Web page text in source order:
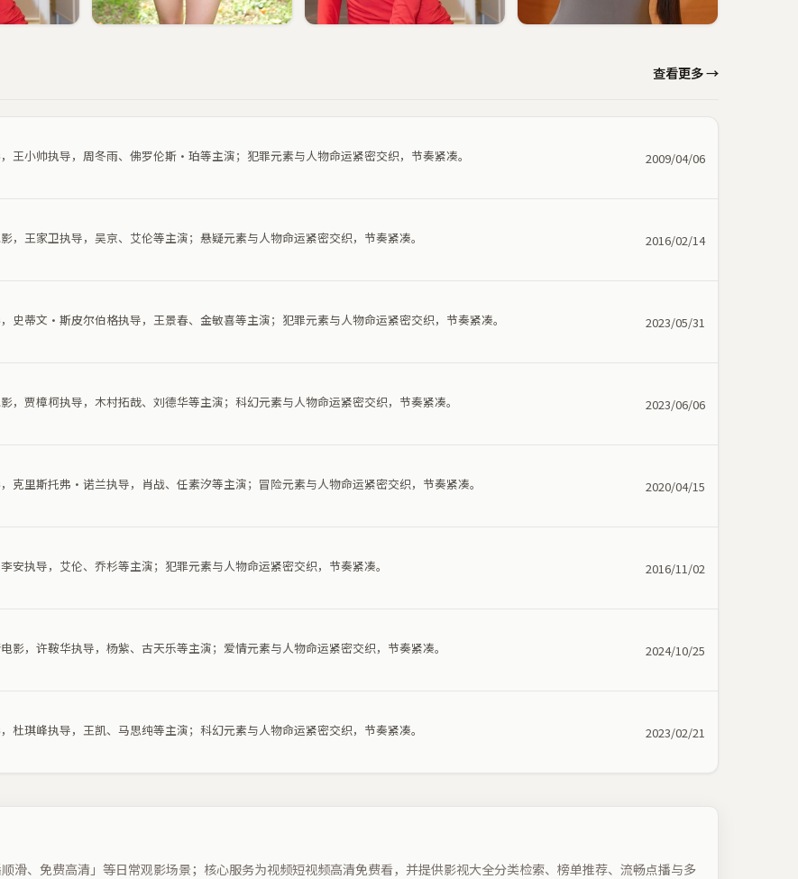
查看更多 →
王小帅执导，周冬雨、佛罗伦斯·珀等主演；犯罪元素与人物命运紧密交织，节奏紧凑。 2009/04/06
，王家卫执导，吴京、艾伦等主演；悬疑元素与人物命运紧密交织，节奏紧凑。 2016/02/14
史蒂文·斯皮尔伯格执导，王景春、金敏喜等主演；犯罪元素与人物命运紧密交织，节奏紧凑。 2023/05/31
，贾樟柯执导，木村拓哉、刘德华等主演；科幻元素与人物命运紧密交织，节奏紧凑。 2023/06/06
克里斯托弗·诺兰执导，肖战、任素汐等主演；冒险元素与人物命运紧密交织，节奏紧凑。 2020/04/15
安执导，艾伦、乔杉等主演；犯罪元素与人物命运紧密交织，节奏紧凑。 2016/11/02
影，许鞍华执导，杨紫、古天乐等主演；爱情元素与人物命运紧密交织，节奏紧凑。 2024/10/25
杜琪峰执导，王凯、马思纯等主演；科幻元素与人物命运紧密交织，节奏紧凑。 2023/02/21
滑、免费高清」等日常观影场景；核心服务为视频短视频高清免费看，并提供影视大全分类检索、榜单推荐、流畅点播与多